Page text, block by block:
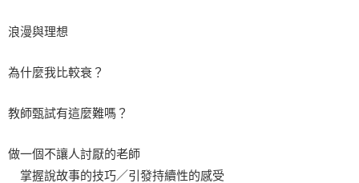
浪漫與理想
為什麼我比較衰？
教師甄試有這麼難嗎？
做一個不讓人討厭的老師
掌握說故事的技巧／引發持續性的感受